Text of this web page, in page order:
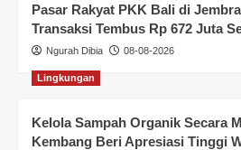
Pasar Rakyat PKK Bali di
Transaksi Tembus Rp 672 Juta
Ngurah Dibia 08-08-2026
Lingkungan
Kelola Sampah Organik Secara
Kembang Beri Apresiasi Tinggi